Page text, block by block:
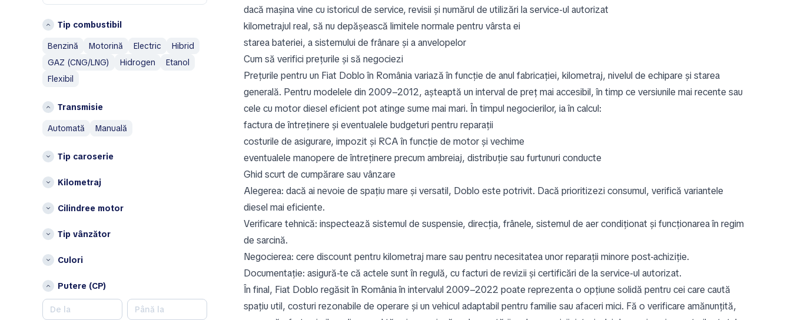
H
Honda
Hummer
Ineos
IVECO
Jaguar
Jeep
KTM
Land Rover
Leapmotor
Lexus
B
Bistrița-Năsăud
Brașov
C
Constanţa
G
Ialomița
J
Județul Alba
Județul Brăila
Județul Buzău
Județul Dolj
Județul Giurgiu
Tip combustibil
Benzină
Motorină Electric
Hibrid
GAZ (CNG/LNG)
Hidrogen
Etanol
Flexibil
Transmisie
automată
manuală
Tip caroserie
Kilometraj
Cilindree motor
Tip vânzător
Culori
Putere (CP)
dacă mașina vine cu istoricul de service, revisii și numărul de utilizări la service-ul autorizat
kilometrajul real, să nu depășească limitele normale pentru vârsta ei
starea bateriei, a sistemului de frânare și a anvelopelor
Cum să verifici prețurile și să negociezi
Prețurile pentru un Fiat Doblo în România variază în funcție de anul fabricației, kilometraj, nivelul de echipare și starea
generală. Pentru modelele din 2009–2012, așteaptă un interval de preț mai accesibil, în timp ce versiunile mai recente sau
cele cu motor diesel eficient pot atinge sume mai mari. În timpul negocierilor, ia în calcul:
factura de întreținere și eventualele budgeturi pentru reparații
costurile de asigurare, impozit și RCA în funcție de motor și vechime
eventualele manopere de întreținere precum ambreiaj, distribuție sau furtunuri conducte
Ghid scurt de cumpărare sau vânzare
Alegerea: dacă ai nevoie de spațiu mare și versatil, Doblo este potrivit. Dacă prioritizezi consumul, verifică variantele
diesel mai eficiente.
Verificare tehnică: inspectează sistemul de suspensie, direcția, frânele, sistemul de aer condiționat și funcționarea în regim
de sarcină.
Negocierea: cere discount pentru kilometraj mare sau pentru necesitatea unor reparații minore post-achiziție.
Documentație: asigură-te că actele sunt în regulă, cu facturi de revizii și certificări de la service-ul autorizat.
În final, Fiat Doblo regăsit în România în intervalul 2009–2022 poate reprezenta o opțiune solidă pentru cei care caută
spațiu util, costuri rezonabile de operare și un vehicul adaptabil pentru familie sau afaceri mici. Fă o verificare amănunțită,